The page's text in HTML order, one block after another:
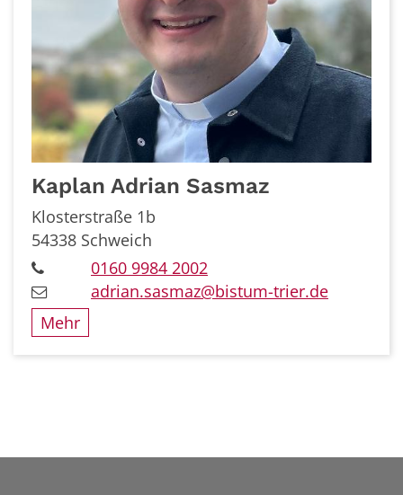
Kaplan Adrian Sasmaz
Klosterstraße 1b
54338 Schweich
0160 9984 2002
adrian.sasmaz@bistum-trier.de
Mehr